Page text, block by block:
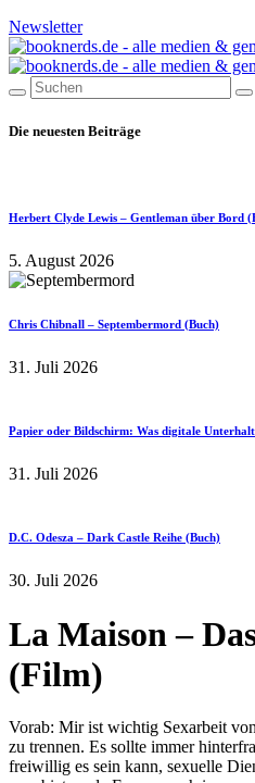
Newsletter
Die neuesten Beiträge
Herbert Clyde Lewis – Gentleman über Bord
5. August 2026
Chris Chibnall – Septembermord (Buch)
31. Juli 2026
Papier oder Bildschirm: Was digitale
31. Juli 2026
D.C. Odesza – Dark Castle Reihe (Buch)
30. Juli 2026
La Maison –
(Film)
Vorab: Mir ist wichtig Sexarbeit
zu trennen. Es sollte immer
freiwillig es sein kann, sexuelle